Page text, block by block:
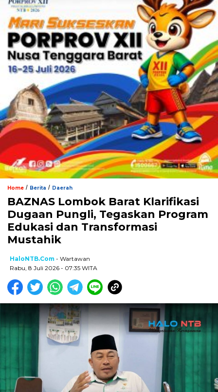
Home / Berita / Daerah
BAZNAS Lombok Barat Klarifikasi
Dugaan Pungli, Tegaskan Program
Edukasi dan Transformasi
Mustahik
HaloNTB.com - Wartawan
Rabu, 8 Juli 2026 - 07:35 WITA